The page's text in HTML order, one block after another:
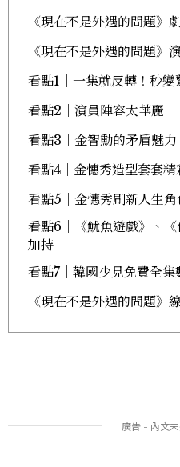
《現在不是外遇的問題》
《現在不是外遇的問題》
看點1｜一集就反轉！秒變
看點2｜演員陣容太華麗
看點3｜金智勳的矛盾魅力
看點4｜金憓秀造型套套精
看點5｜金憓秀刷新人生角
看點6｜《魷魚遊戲》、
加持
看點7｜韓國少見免費全集
《現在不是外遇的問題》